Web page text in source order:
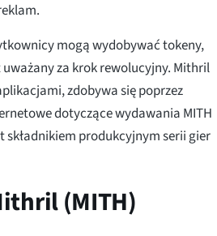
mogą wydobywać tokeny,
za krok rewolucyjny. Mithril
zdobywa się poprzez
dotyczące wydawania MITH
produkcyjnym serii gier
(MITH)